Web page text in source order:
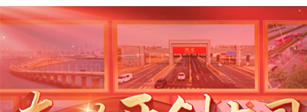
新闻 国内 国际 评论 经济 军事 科技
天天学习 习
小央视频 小央直播 直播中国 熊猫频
现场 前线 比划 快看 蓝海中国 新兵请入